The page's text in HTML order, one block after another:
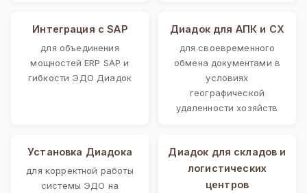
Интеграция с SAP
для объединения
мощностей ERP SAP и
гибкости ЭДО Диадок
Диадок для АПК и СХ
для своевременного
обмена документами в
условиях
географической
удаленности хозяйств
Установка Диадока
для корректной работы
системы ЭДО на
Диадок для складов и
логистических
центров